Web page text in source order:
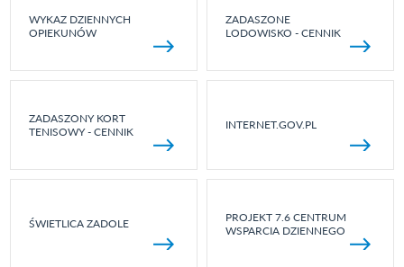
WYKAZ DZIENNYCH
OPIEKUNÓW
ZADASZONE
LODOWISKO - CENNIK
ZADASZONY KORT
TENISOWY - CENNIK
INTERNET.GOV.PL
ŚWIETLICA ZADOLE
PROJEKT 7.6 CENTRUM
WSPARCIA DZIENNEGO